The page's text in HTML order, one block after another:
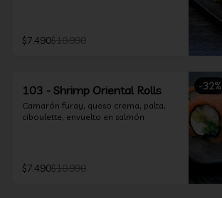
$7.490$10.990
-32%
103 - Shrimp Oriental Rolls
Camarón furay, queso crema, palta,
ciboulette, envuelto en salmón
$7.490$10.990